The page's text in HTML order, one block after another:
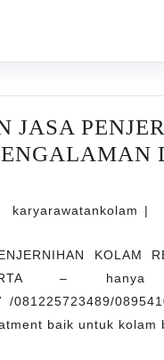
JASA
JASA
karyarawatankolam |
KOLAM
– hanya di
/081225723489/
baik untuk kolam